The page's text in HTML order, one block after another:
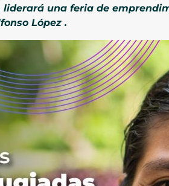
una feria de
López .